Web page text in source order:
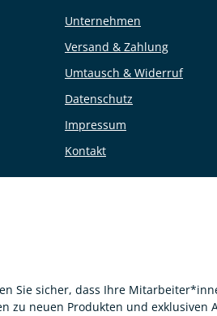
Unternehmen
Versand & Zahlung
Umtausch & Widerruf
Datenschutz
Impressum
Kontakt
Sie sicher, dass Ihre
zu neuen Produkten und exklusiven